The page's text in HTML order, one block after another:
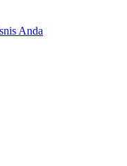
Anda